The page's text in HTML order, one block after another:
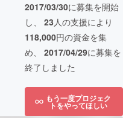
2017/03/30に募集を開始
し、 23人の支援により
118,000円の資金を集
め、 2017/04/29に募集を
終了しました
もう一度プロジェク
トをやってほしい